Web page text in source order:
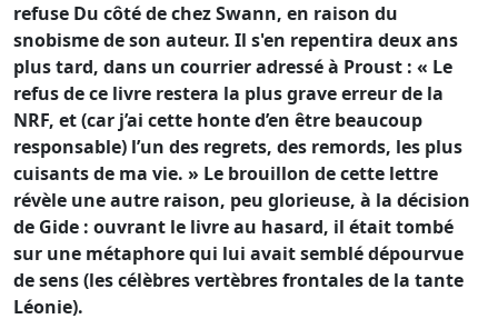
refuse Du côté de chez Swann, en raison du
snobisme de son auteur. Il s'en repentira deux ans
plus tard, dans un courrier adressé à Proust : « Le
refus de ce livre restera la plus grave erreur de la
NRF, et (car j’ai cette honte d’en être beaucoup
responsable) l’un des regrets, des remords, les plus
cuisants de ma vie. » Le brouillon de cette lettre
révèle une autre raison, peu glorieuse, à la décision
de Gide : ouvrant le livre au hasard, il était tombé
sur une métaphore qui lui avait semblé dépourvue
de sens (les célèbres vertèbres frontales de la tante
Léonie).